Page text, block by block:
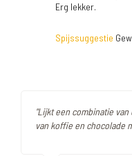
Erg lekker.
Spijssuggestie
"Lijkt een combinatie
van koffie en chocolade